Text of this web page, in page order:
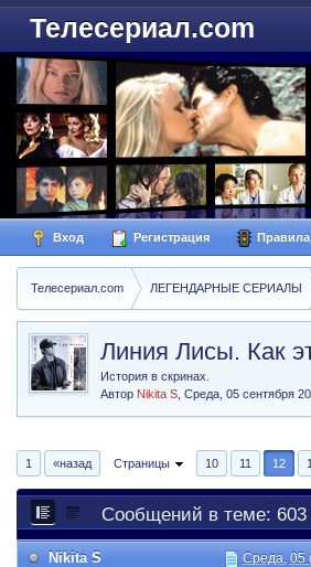
Телесериал.com
Вход Регистрация
Телесериал.com ЛЕГЕНДАРНЫЕ СЕРИАЛЫ
Линия Лисы. Как
История в скринах.
Автор Nikita S ,Среда, 05 сентября
1 «назад Страницы 10 11 12
Сообщений в теме: 603
Nikita S Среда, 05